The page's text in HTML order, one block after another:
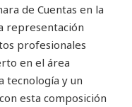
de Cuentas en la
representación
profesionales
en el área
tecnología y un
esta composición